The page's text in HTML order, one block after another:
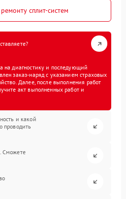
сплит-систем
на диагностику и последующий
заказ-наряд с указанием страховых
Далее, после выполнения работ
акт выполненных работ и
и какой
проводить
Сможете